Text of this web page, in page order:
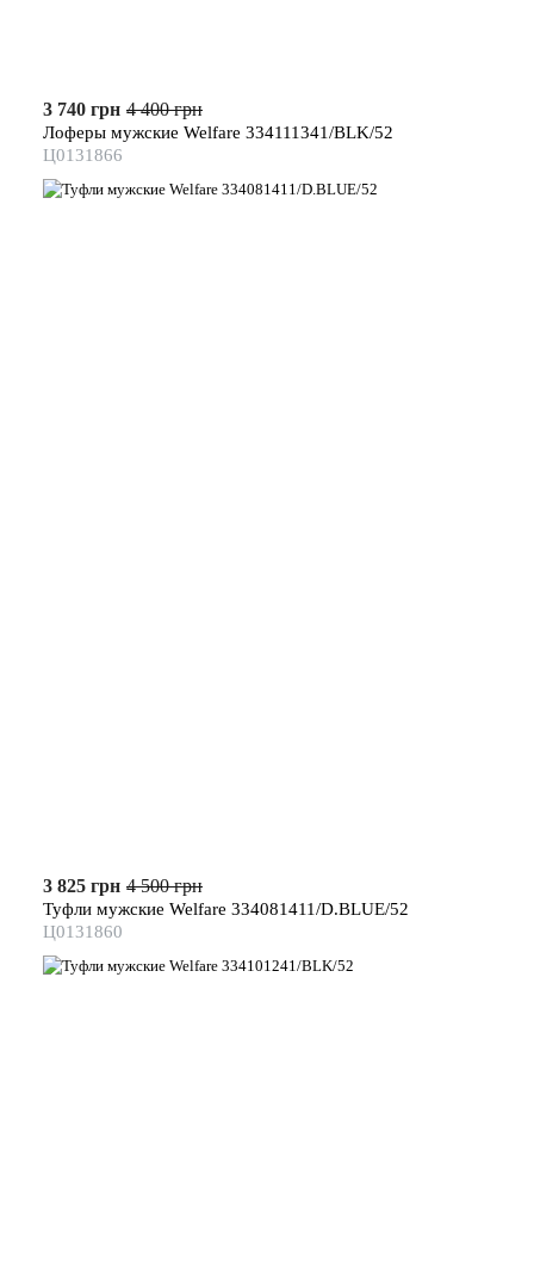
3 740 грн 4 400 грн
Лоферы мужские Welfare 334111341/BLK/52
Ц0131866
3 825 грн 4 500 грн
Туфли мужские Welfare 334081411/D.BLUE/52
Ц0131860